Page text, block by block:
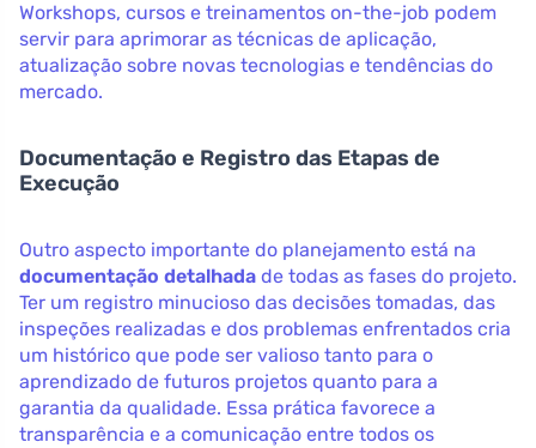
Workshops, cursos e treinamentos on-the-job podem
servir para aprimorar as técnicas de aplicação,
atualização sobre novas tecnologias e tendências do
mercado.
Documentação e Registro das Etapas de
Execução
Outro aspecto importante do planejamento está na
documentação detalhada de todas as fases do projeto.
Ter um registro minucioso das decisões tomadas, das
inspeções realizadas e dos problemas enfrentados cria
um histórico que pode ser valioso tanto para o
aprendizado de futuros projetos quanto para a
garantia da qualidade. Essa prática favorece a
transparência e a comunicação entre todos os